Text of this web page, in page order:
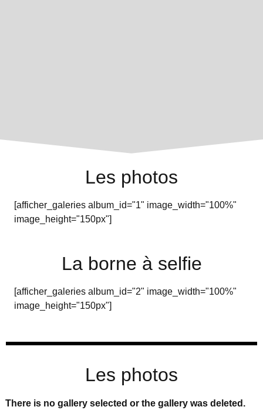
Les photos
[afficher_galeries album_id="1" image_width="100%"
image_height="150px"]
La borne à selfie
[afficher_galeries album_id="2" image_width="100%"
image_height="150px"]
Les photos
There is no gallery selected or the gallery was deleted.